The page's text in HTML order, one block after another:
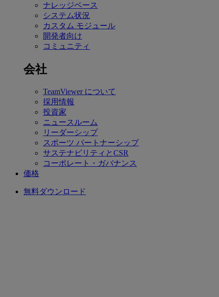
ナレッジベース
システム状況
カスタム モジュール
開発者向け
コミュニティ
会社
TeamViewer について
採用情報
投資家
ニュースルーム
リーダーシップ
スポーツ パートナーシップ
サステナビリティとCSR
コーポレート・ガバナンス
価格
無料ダウンロード